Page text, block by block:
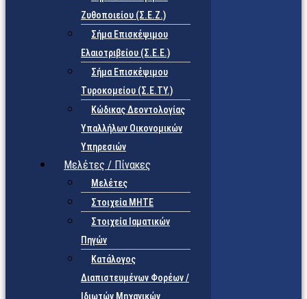
Ζυθοποιείου (Σ.Ε.Ζ.)
Σήμα Επισκέψιμου
Ελαιοτριβείου (Σ.Ε.Ε.)
Σήμα Επισκέψιμου
Τυροκομείου (Σ.Ε.TY.)
Κώδικας Δεοντολογίας
Υπαλλήλων Οικονομικών
Υπηρεσιών
Μελέτες / Πίνακες
Μελέτες
Στοιχεία ΜΗΤΕ
Στοιχεία Ιαματικών
Πηγών
Κατάλογος
Διαπιστευμένων Φορέων /
Ιδιωτών Μηχανικών